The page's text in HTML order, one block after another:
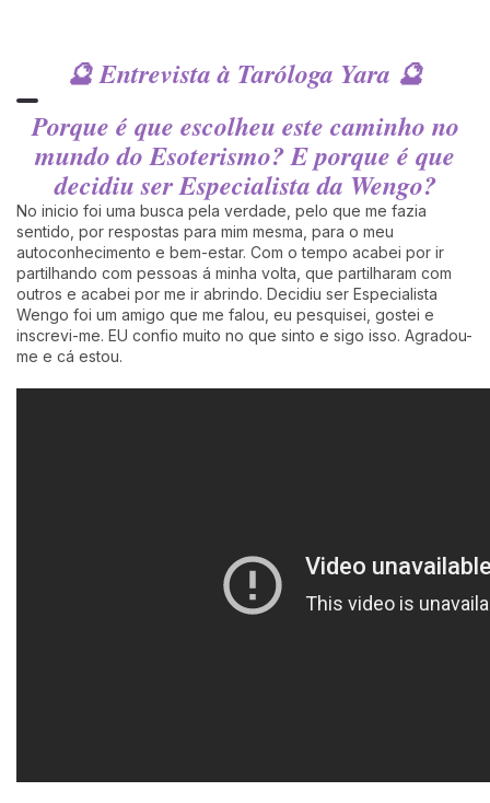
🔮 Entrevista à Taróloga Yara 🔮
Porque é que escolheu este caminho no
mundo do Esoterismo? E porque é que
decidiu ser Especialista da Wengo?
No inicio foi uma busca pela verdade, pelo que me fazia
sentido, por respostas para mim mesma, para o meu
autoconhecimento e bem-estar. Com o tempo acabei por ir
partilhando com pessoas á minha volta, que partilharam com
outros e acabei por me ir abrindo. Decidiu ser Especialista
Wengo foi um amigo que me falou, eu pesquisei, gostei e
inscrevi-me. EU confio muito no que sinto e sigo isso. Agradou-
me e cá estou.